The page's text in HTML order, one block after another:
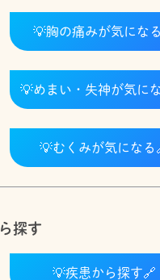
💡胸の痛みが気になる
💡めまい・失神が気に
💡むくみが気になる
探す
💡疾患から探す🔗